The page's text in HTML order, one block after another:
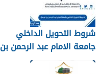
شروط التحويل الداخلي
جامعة الامام عبد الرحمن بن
فيصل 1448